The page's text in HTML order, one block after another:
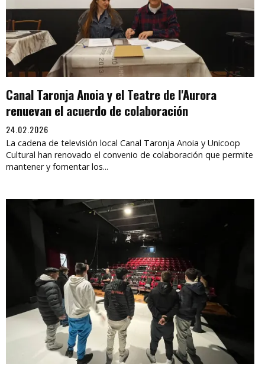
Canal Taronja Anoia y el Teatre de l'Aurora
renuevan el acuerdo de colaboración
24.02.2026
La cadena de televisión local Canal Taronja Anoia y Unicoop
Cultural han renovado el convenio de colaboración que permite
mantener y fomentar los...